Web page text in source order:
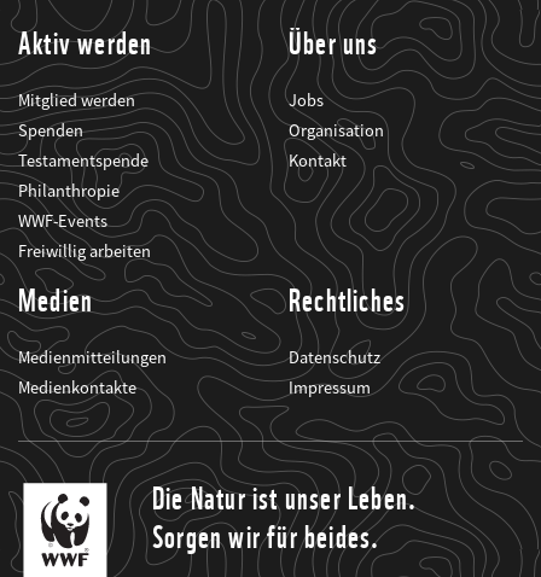
Aktiv werden
Mitglied werden
Spenden
Testamentspende
Philanthropie
WWF-Events
Freiwillig arbeiten
Über uns
Jobs
Organisation
Kontakt
Medien
Medienmitteilungen
Medienkontakte
Rechtliches
Datenschutz
Impressum
Die Natur ist unser Leben.
Sorgen wir für beides.